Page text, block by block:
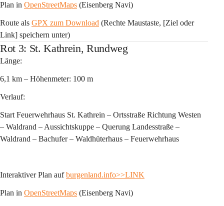
Plan in OpenStreetMaps (Eisenberg Navi)
Route als GPX zum Download (Rechte Maustaste, [Ziel oder
Link] speichern unter)
Rot 3: St. Kathrein, Rundweg
Länge:
6,1 km – Höhenmeter: 100 m
Verlauf:
Start Feuerwehrhaus St. Kathrein – Ortsstraße Richtung Westen
– Waldrand – Aussichtskuppe – Querung Landesstraße –
Waldrand – Bachufer – Waldhüterhaus – Feuerwehrhaus
Interaktiver Plan auf burgenland.info>>LINK
Plan in OpenStreetMaps (Eisenberg Navi)